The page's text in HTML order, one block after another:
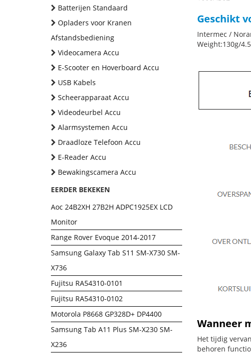
Batterijen Standaard
Opladers voor Kranen
Afstandsbediening
Videocamera Accu
E-Scooter en Hoverboard Accu
USB Kabels
Scheerapparaat Accu
Videodeurbel Accu
Alarmsystemen Accu
Draadloze Telefoon Accu
E-Reader Accu
Bewakingscamera Accu
EERDER BEKEKEN
Aoc 24B2XH 27B2H ADPC1925EX LCD
Monitor
Range Rover Evoque 2014-2017
Samsung Galaxy Tab S11 SM-X730 SM-
X736
Fujitsu RA54310-0101
Fujitsu RA54310-0102
Motorola P8668 GP328D+ DP4400
Samsung Tab A11 Plus SM-X230 SM-
X236
Geschikt
Intermec /
Weight:130g/
Wanneer
Het tijdig
behoren